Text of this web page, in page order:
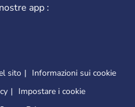
app :
sito
Informazioni sui cookie
Impostare i cookie